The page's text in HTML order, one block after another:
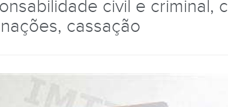
civil e criminal,
cassação